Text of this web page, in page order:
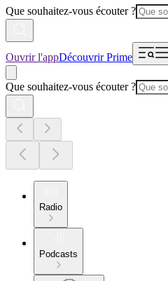
Que souhaitez-vous écouter ?
Ouvrir l'appDécouvrir Prime
Que souhaitez-vous écouter ?
Radio
Podcasts